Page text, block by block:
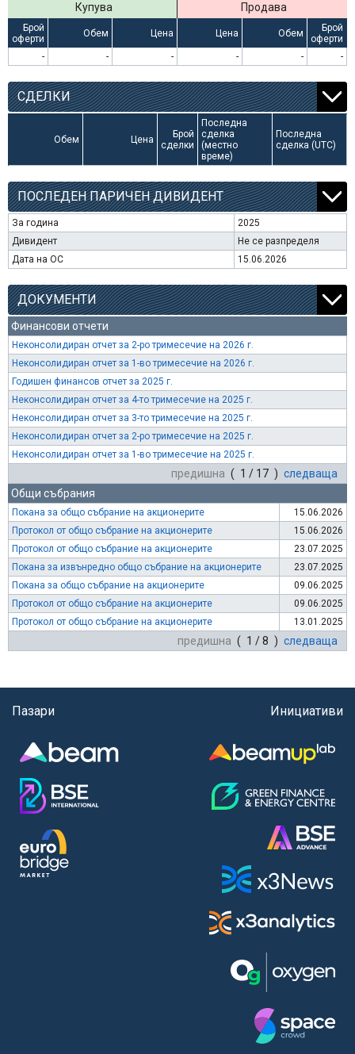
Купува Продава
Брой
оферти
Обем Цена Цена Обем
Брой
оферти
-
- - - - -
СДЕЛКИ
Обем Цена
Брой
сделки
Последна
сделка
(местно
време)
Последна
сделка (UTC)
ПОСЛЕДЕН ПАРИЧЕН ДИВИДЕНТ
За година
2025
Дивидент
Не се разпределя
Дата на ОС
15.06.2026
ДОКУМЕНТИ
Финансови отчети
Неконсолидиран отчет за 2-ро тримесечие на 2026 г.
Неконсолидиран отчет за 1-во тримесечие на 2026 г.
Годишен финансов отчет за 2025 г.
Неконсолидиран отчет за 4-то тримесечие на 2025 г.
Неконсолидиран отчет за 3-то тримесечие на 2025 г.
Неконсолидиран отчет за 2-ро тримесечие на 2025 г.
Неконсолидиран отчет за 1-во тримесечие на 2025 г.
предишна ( 1 / 17 ) следваща
Общи събрания
Покана за общо събрание на акционерите
15.06.2026
Протокол от общо събрание на акционерите
15.06.2026
Протокол от общо събрание на акционерите
23.07.2025
Покана за извънредно общо събрание на акционерите
23.07.2025
Покана за общо събрание на акционерите
09.06.2025
Протокол от общо събрание на акционерите
09.06.2025
Протокол от общо събрание на акционерите
13.01.2025
предишна ( 1 / 8 ) следваща
Пазари Инициативи